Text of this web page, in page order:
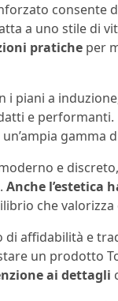
consente
a uno stile di
pratiche per
i piani a
e
gamma
e
Anche l’estetica
che
di affidabilità e
un prodotto
ai dettagli